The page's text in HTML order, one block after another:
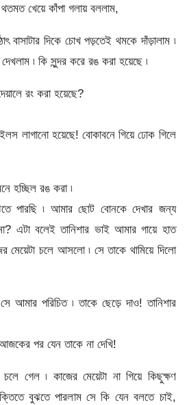
থতমত খেয়ে কাঁপা গলায় বললাম,
বাসাটার দিকে চোখ পড়তেই থমকে দাঁড়ালাম ৷
৷ কি সুন্দর করে রঙ করা হয়েছে ৷
রং করা হয়েছে?
লাগানো হয়েছে! বোকাবনে গিয়ে ঢোক গিলে
হচ্ছিল রঙ করা ৷
পারছি ৷ আমার ছোট বোনকে দেখার জন্য
এটা বলেই তানিশার ভাই আমার গায়ে হাত
মেয়েটা চলে আসলো ৷ সে তাকে থামিয়ে দিলো
আমার পরিচিত ৷ তাকে ছেড়ে দাও! তানিশার
পর যেন তাকে না দেখি!
গেল ৷ কাজের মেয়েটা না গিয়ে কিছুক্ষণ
বুঝতে পারলাম সে কি যেন বলতে চাই,